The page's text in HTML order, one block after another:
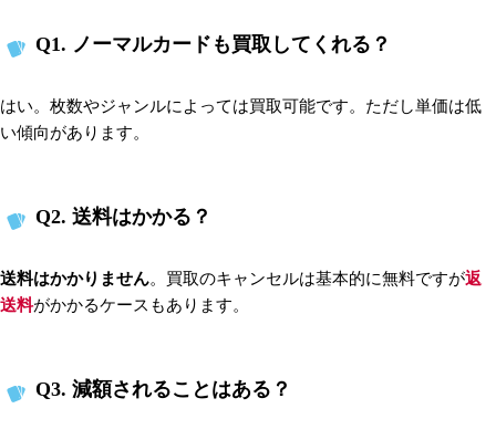
Q1. ノーマルカードも買取してくれる？
はい。枚数やジャンルによっては買取可能です。ただし単価は低
い傾向があります。
Q2. 送料はかかる？
送料はかかりません。買取のキャンセルは基本的に無料ですが返
送料がかかるケースもあります。
Q3. 減額されることはある？